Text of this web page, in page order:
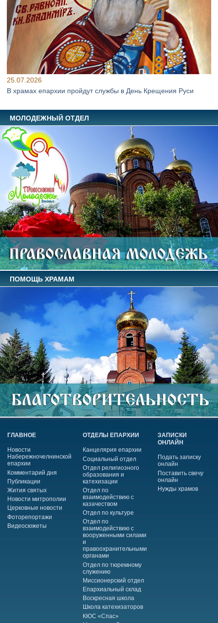
25.07.2026
В храмах епархии пройдут службы в День Крещения Руси
МОЛОДЕЖНЫЙ ОТДЕЛ
ПОМОЩЬ ХРАМАМ
ГЛАВНОЕ
Новости
Набережночелнинской
епархии
Комментарий дня
Публикации
Жития святых
Новости митрополии
Церковные новости
Фоторепортажи
Видеосюжеты
ОТДЕЛЫ ЕПАРХИИ
Канцелярия епархии
Социальный отдел
Отдел религиозного
образования и
катехизации
Отдел по
взаимодействию с
казачеством
Отдел по культуре
Отдел по
взаимодействию с
вооруженными силами
и
правоохранительными
органами
Отдел по тюремному
служению
Миссионерский отдел
Епархиальный склад
Воскресная школа
Школа катехизаторов
КЮС «Спас»
ЗАПИСКИ
ОНЛАЙН
Подать записку
онлайн
Поставить свечу
онлайн
Нужды храмов